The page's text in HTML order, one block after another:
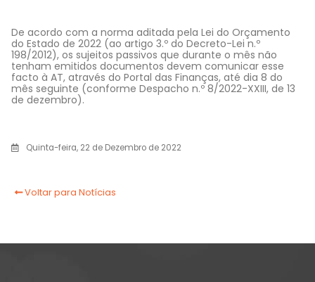
De acordo com a norma aditada pela Lei do Orçamento
do Estado de 2022 (ao artigo 3.º do Decreto-Lei n.º
198/2012), os sujeitos passivos que durante o mês não
tenham emitidos documentos devem comunicar esse
facto à AT, através do Portal das Finanças, até dia 8 do
mês seguinte (conforme Despacho n.º 8/2022-XXIII, de 13
de dezembro).
Quinta-feira, 22 de Dezembro de 2022
Voltar para Notícias